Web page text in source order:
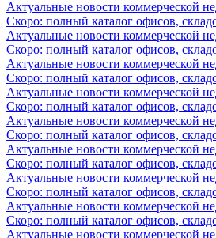
Актуальные новости коммерческой
Скоро: полный каталог офисов,
Актуальные новости коммерческой
Скоро: полный каталог офисов,
Актуальные новости коммерческой
Скоро: полный каталог офисов,
Актуальные новости коммерческой
Скоро: полный каталог офисов,
Актуальные новости коммерческой
Скоро: полный каталог офисов,
Актуальные новости коммерческой
Скоро: полный каталог офисов,
Актуальные новости коммерческой
Скоро: полный каталог офисов,
Актуальные новости коммерческой
Скоро: полный каталог офисов,
Актуальные новости коммерческой